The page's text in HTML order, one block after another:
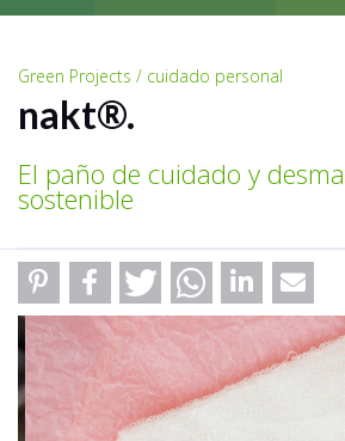
Green Projects / cuidado personal
nakt®.
El paño de cuidado y
sostenible